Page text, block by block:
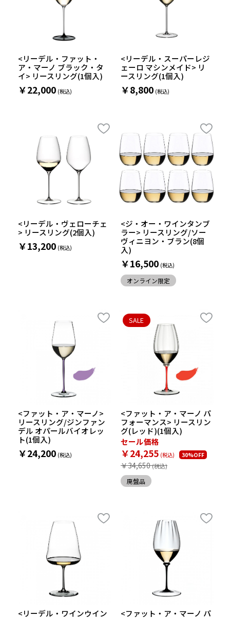
<リーデル・ファット・
ア・マーノ ブラック・タ
イ> リースリング(1個入)
￥22,000
<リーデル・スーパーレジ
ェーロ マシンメイド> リ
ースリング(1個入)
￥8,800
<リーデル・ヴェローチェ
> リースリング(2個入)
￥13,200
<ジ・オー・ワインタンブ
ラー> リースリング/ソー
ヴィニヨン・ブラン(8個
入)
￥16,500
オンライン限定
<ファット・ア・マーノ>
リースリング/ジンファン
デル オパールバイオレッ
ト(1個入)
￥24,200
<ファット・ア・マーノ パ
フォーマンス> リースリン
グ(レッド)(1個入)
セール価格
￥24,255 30%OFF
￥34,650
SALE
廃盤品
<リーデル・ワインウイン
<ファット・ア・マーノ パ